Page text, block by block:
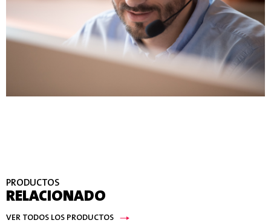
PRODUCTOS
RELACIONADO
VER TODOS LOS PRODUCTOS